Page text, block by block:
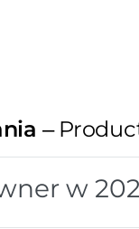
–
w